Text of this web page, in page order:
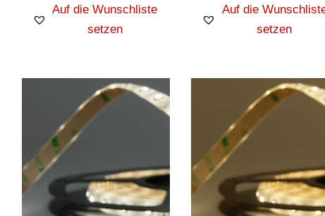
Auf die Wunschliste
setzen
Auf die
setzen